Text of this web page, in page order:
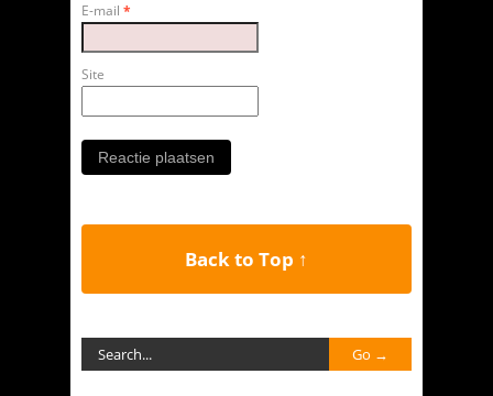
E-mail *
Site
Back to Top ↑